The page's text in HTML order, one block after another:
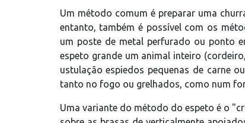
Um método comum é preparar uma
entanto, também é possível com os
um poste de metal perfurado ou ponto
espeto grande um animal inteiro
ustulação espiedos pequenas de carne
tanto no fogo ou grelhados, como num
Uma variante do método do espeto é o